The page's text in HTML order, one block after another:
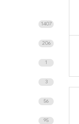
1407
206
1
3
56
95